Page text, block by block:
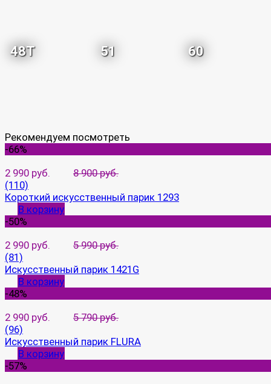
48T 51 60
Рекомендуем посмотреть
-66%
2 990 руб.
8 900 руб.
(110)
Короткий искусственный парик 1293
В корзину
-50%
2 990 руб.
5 990 руб.
(81)
Искусственный парик 1421G
В корзину
-48%
2 990 руб.
5 790 руб.
(96)
Искусственный парик FLURA
В корзину
-57%